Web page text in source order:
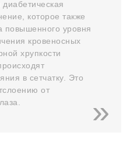
которое также
повышенного уровня
кровеносных
хрупкости
в сетчатку. Это
от